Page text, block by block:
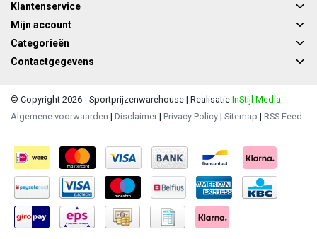
Klantenservice
Mijn account
Categorieën
Contactgegevens
© Copyright 2026 - Sportprijzenwarehouse | Realisatie InStijl Media
Algemene voorwaarden | Disclaimer | Privacy Policy | Sitemap | RSS Feed